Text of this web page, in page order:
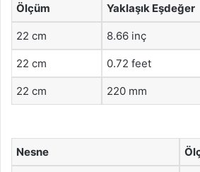
Ölçüm Yaklaşık Eşdeğer
22 cm 8.66 inç
22 cm 0.72 feet
22 cm 220 mm
Nesne